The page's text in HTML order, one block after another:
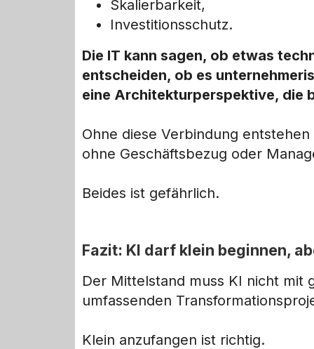
Skalierbarkeit,
Investitionsschutz.
Die IT kann sagen, ob etwas
entscheiden, ob es
eine Architekturperspektive, die
Ohne diese Verbindung
ohne Geschäftsbezug oder
Beides ist gefährlich.
Fazit: KI darf klein beginnen,
Der Mittelstand muss KI nicht mit
umfassenden
Klein anzufangen ist richtig.